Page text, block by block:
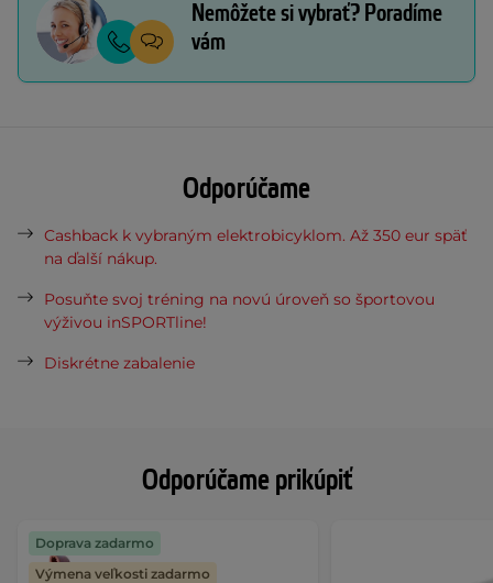
Odporúčame prikúpiť
Doprava zadarmo
Výmena veľkosti zadarmo
Nemôžete si vybrať? Poradíme
vám
Odporúčame
Cashback k vybraným elektrobicyklom. Až 350 eur späť
na ďalší nákup.
Posuňte svoj tréning na novú úroveň so športovou
výživou inSPORTline!
Diskrétne zabalenie